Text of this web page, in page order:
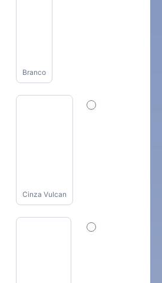
Branco
Cinza Vulcan